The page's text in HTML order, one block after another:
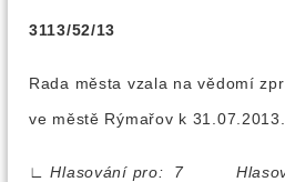
3113/52/13
Rada města vzala na vědomí
ve městě Rýmařov k 31.07.2013.
∟
Hlasování pro: 7